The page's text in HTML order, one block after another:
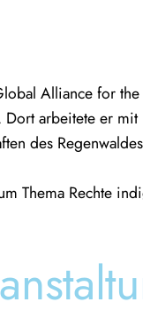
Alliance for
arbeitete er
des
Thema Rechte